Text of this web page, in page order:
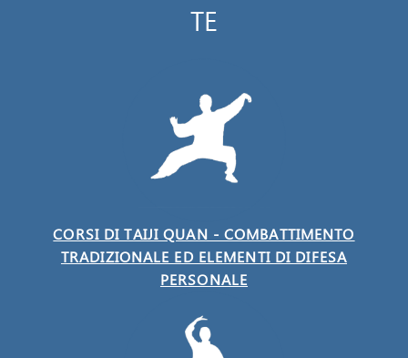
TE
CORSI DI TAIJI QUAN - COMBATTIMENTO
TRADIZIONALE ED ELEMENTI DI DIFESA
PERSONALE